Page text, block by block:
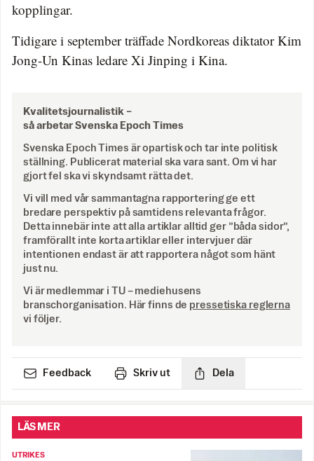
kopplingar.
Tidigare i september träffade Nordkoreas diktator Kim
Jong-Un Kinas ledare Xi Jinping i Kina.
Kvalitetsjournalistik –
så arbetar Svenska Epoch Times
Svenska Epoch Times är opartisk och tar inte politisk
ställning. Publicerat material ska vara sant. Om vi har
gjort fel ska vi skyndsamt rätta det.
Vi vill med vår sammantagna rapportering ge ett
bredare perspektiv på samtidens relevanta frågor.
Detta innebär inte att alla artiklar alltid ger ”båda sidor”,
framförallt inte korta artiklar eller intervjuer där
intentionen endast är att rapportera något som hänt
just nu.
Vi är medlemmar i TU – mediehusens
branschorganisation. Här finns de pressetiska reglerna
vi följer.
Feedback Skriv ut Dela
LÄS MER
UTRIKES